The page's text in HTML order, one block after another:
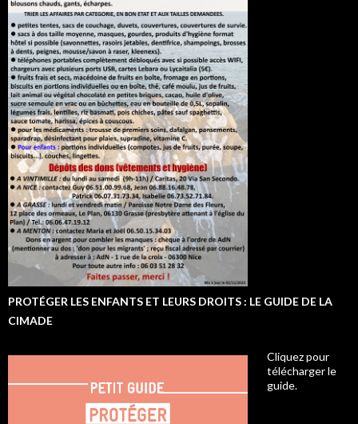
PROTÉGER LES ENFANTS ET LEURS DROITS : LE GUIDE DE LA
CIMADE
Cliquez pour
télécharger le
guide.